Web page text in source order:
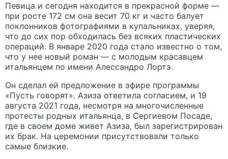
Певица и сегодня находится в прекрасной форме —
при росте 172 см она весит 70 кг и часто балует
поклонников фотографиями в купальниках, уверяя,
что до сих пор обходилась без всяких пластических
операций. В январе 2020 года стало известно о том,
что у нее новый роман — с молодым красавцем
итальянцем по имени Алессандро Лортэ.
Он сделал ей предложение в эфире программы
«Пусть говорят». Азиза ответила согласием, и 19
августа 2021 года, несмотря на многочисленные
протесты родных итальянца, в Сергиевом Посаде,
где в своем доме живет Азиза, был зарегистрирован
их брак. На церемонии присутствовали только
самые близкие.